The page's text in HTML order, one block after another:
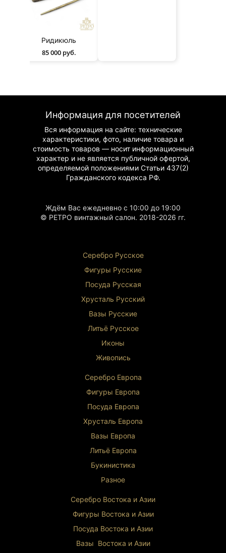
Ридикюль
85 000 руб.
Информация для посетителей
Вся информация на сайте: технические
характеристики, фото, наличие товара и
стоимость товаров — носит информационный
характер и не является публичной офертой,
определяемой положениями Статьи 437(2)
Гражданскогокодекса РФ.
Ждём Вас ежедневно с 10:00 до 19:00
© РЕТРО винтажный салон. 2018-2026 гг.
Серебро Русское
Фигуры Русские
Посуда Русская
Хрусталь Русский
Вазы Русские
Литьё Русское
Иконы
Живопись
Серебро Европа
Фигуры Европа
Посуда Европа
Хрусталь Европа
Вазы Европа
Литьё Европа
Букинистика
Разное
Серебро Востока и Азии
Фигуры Востока и Азии
Посуда Востока и Азии
Вазы Востока и Азии